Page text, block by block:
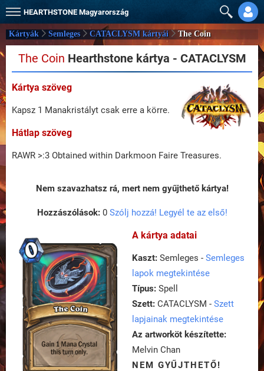
HEARTHSTONE Magyarország
Kártyák Semleges CATACLYSM kártyái The Coin
The Coin Hearthstone kártya - CATACLYSM
Kártya szöveg
Kapsz 1 Manakristályt csak erre a körre.
Hátlap szöveg
RAWR >:3 Obtained within Darkmoon Faire Treasures.
Nem szavazhatsz rá, mert nem gyűjthető kártya!
Hozzászólások:0 Szólj hozzá! Legyél te az első!
A kártya adatai
Kaszt: Semleges - Semleges
lapok megtekintése
Típus: Spell
Szett: CATACLYSM - Szett
lapjainak megtekintése
Az artworköt készítette:
Melvin Chan
NEM GYŰJTHETŐ!